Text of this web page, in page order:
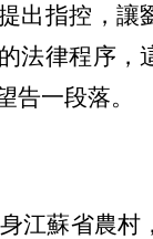
出指控，讓
法律程序，
告一段落。
江蘇省農村